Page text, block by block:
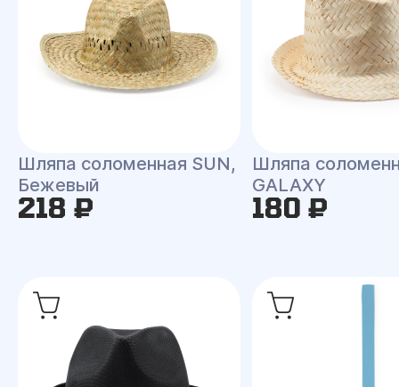
Шляпа соломенная SUN,
Бежевый
218 ₽
Шляпа
GALAXY
180 ₽